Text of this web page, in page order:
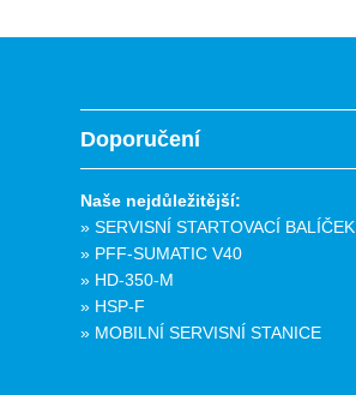
Doporučení
Naše nejdůležitější:
» SERVISNÍ STARTOVACÍ BALÍČEK
» PFF-SUMATIC V40
» HD-350-M
» HSP-F
» MOBILNÍ SERVISNÍ STANICE